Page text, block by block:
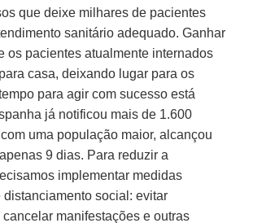
que deixe milhares de pacientes
sanitário adequado. Ganhar
os pacientes atualmente internados
casa, deixando lugar para os
para agir com sucesso está
já notificou mais de 1.600
com uma população maior, alcançou
9 dias. Para reduzir a
implementar medidas
distanciamento social: evitar
manifestações e outras